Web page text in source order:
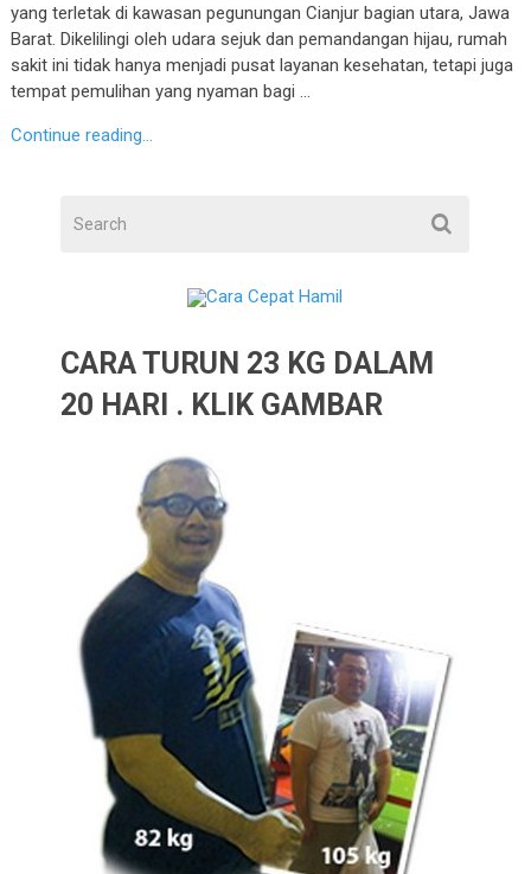
yang terletak di kawasan pegunungan Cianjur bagian utara, Jawa
Barat. Dikelilingi oleh udara sejuk dan pemandangan hijau, rumah
sakit ini tidak hanya menjadi pusat layanan kesehatan, tetapi juga
tempat pemulihan yang nyaman bagi …
Continue reading...
CARA TURUN 23 KG DALAM
20 HARI . KLIK GAMBAR